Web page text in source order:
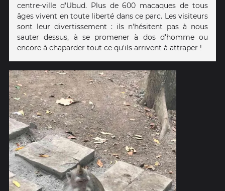
centre-ville d'Ubud. Plus de 600 macaques de tous
âges vivent en toute liberté dans ce parc. Les visiteurs
sont leur divertissement : ils n'hésitent pas à nous
sauter dessus, à se promener à dos d'homme ou
encore à chaparder tout ce qu'ils arrivent à attraper !